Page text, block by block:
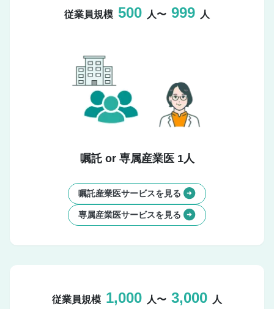
従業員規模 500 人〜 999 人
嘱託 or 専属産業医 1人
嘱託産業医サービスを見る
専属産業医サービスを見る
従業員規模 1,000 人〜 3,000 人